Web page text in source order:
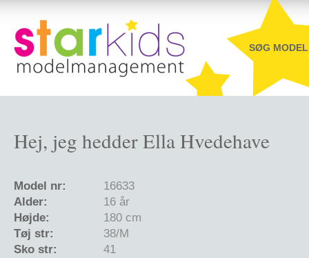
SØG MODEL
Hej, jeg hedder Ella Hvedehave
Model nr:
16633
Alder:
16 år
Højde:
180 cm
Tøj str:
38/M
Sko str:
41